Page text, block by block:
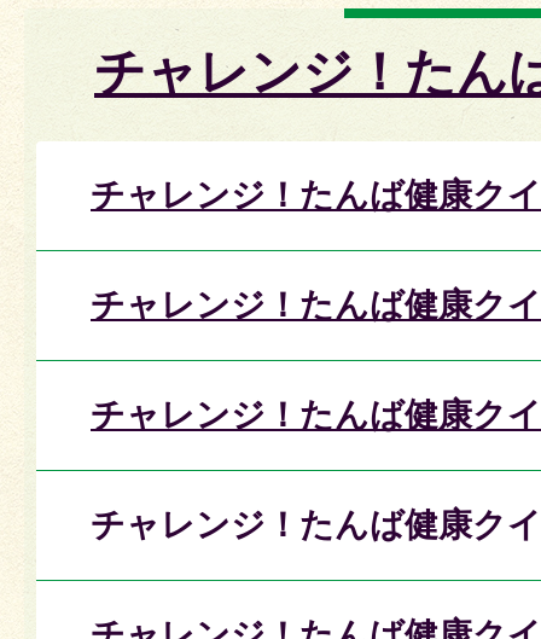
チャレンジ！たん
チャレンジ！たんば健康ク
チャレンジ！たんば健康ク
チャレンジ！たんば健康ク
チャレンジ！たんば健康ク